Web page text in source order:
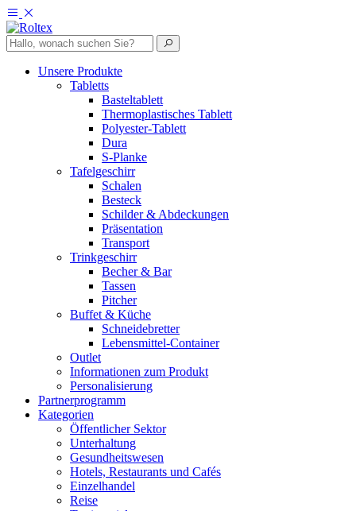
Unsere Produkte
Tabletts
Basteltablett
Thermoplastisches Tablett
Polyester-Tablett
Dura
S-Planke
Tafelgeschirr
Schalen
Besteck
Schilder & Abdeckungen
Präsentation
Transport
Trinkgeschirr
Becher & Bar
Tassen
Pitcher
Buffet & Küche
Schneidebretter
Lebensmittel-Container
Outlet
Informationen zum Produkt
Personalisierung
Partnerprogramm
Kategorien
Öffentlicher Sektor
Unterhaltung
Gesundheitswesen
Hotels, Restaurants und Cafés
Einzelhandel
Reise